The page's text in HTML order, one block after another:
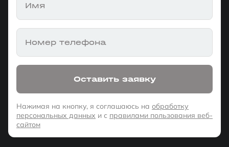
Имя
Номер телефона
Оставить заявку
Нажимая на кнопку, я соглашаюсь на обработку
персональных данных и с правилами пользования веб-
сайтом